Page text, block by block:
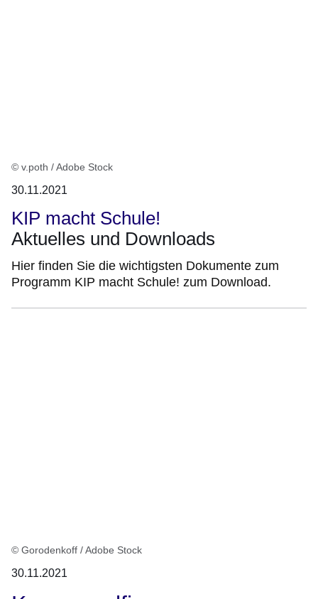
© v.poth / Adobe Stock
30.11.2021
KIP macht Schule!
Aktuelles und Downloads
Hier finden Sie die wichtigsten Dokumente zum
Programm KIP macht Schule! zum Download.
© Gorodenkoff / Adobe Stock
30.11.2021